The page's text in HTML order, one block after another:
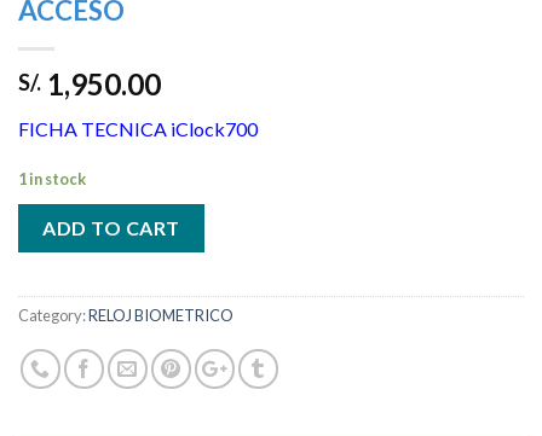
ACCESO
S/. 1,950.00
FICHA TECNICA iClock700
1 in stock
ADD TO CART
Category:RELOJ BIOMETRICO